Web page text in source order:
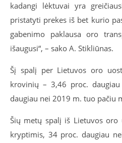
kadangi lėktuvai yra
pristatyti prekes iš bet kurio
gabenimo paklausa oro
išaugusi“, – sako A. Stikliūnas.
Šį spalį per Lietuvos oro
krovinių – 3,46 proc.
daugiau nei 2019 m. tuo pačiu
Šių metų spalį iš Lietuvos
kryptimis, 34 proc. daugiau